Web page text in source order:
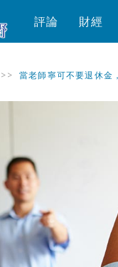
評論 財經
>> 當老師寧可不要退休金